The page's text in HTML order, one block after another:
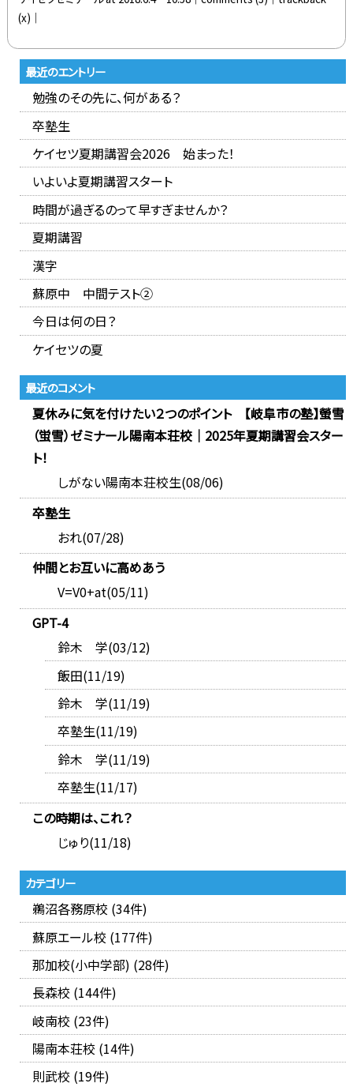
(x)│
最近のエントリー
勉強のその先に、何がある？
卒塾生
ケイセツ夏期講習会2026 始まった！
いよいよ夏期講習スタート
時間が過ぎるのって早すぎませんか？
夏期講習
漢字
蘇原中 中間テスト②
今日は何の日？
ケイセツの夏
最近のコメント
夏休みに気を付けたい２つのポイント 【岐阜市の塾】螢雪
（蛍雪）ゼミナール陽南本荘校｜2025年夏期講習会スター
ト！
しがない陽南本荘校生(08/06)
卒塾生
おれ(07/28)
仲間とお互いに高めあう
V=V0+at(05/11)
GPT-4
鈴木 学(03/12)
飯田(11/19)
鈴木 学(11/19)
卒塾生(11/19)
鈴木 学(11/19)
卒塾生(11/17)
この時期は、これ？
じゅり(11/18)
カテゴリー
鵜沼各務原校 (34件)
蘇原エール校 (177件)
那加校(小中学部) (28件)
長森校 (144件)
岐南校 (23件)
陽南本荘校 (14件)
則武校 (19件)